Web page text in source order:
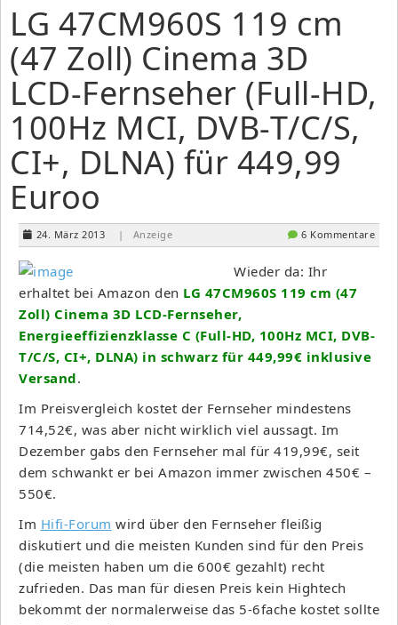
LG 47CM960S 119 cm
(47 Zoll) Cinema 3D
LCD-Fernseher (Full-HD,
100Hz MCI, DVB-T/C/S,
CI+, DLNA) für 449,99
Euroo
24. März 2013 | Anzeige 6 Kommentare
Wieder da: Ihr
erhaltet bei Amazon den LG 47CM960S 119 cm (47
Zoll) Cinema 3D LCD-Fernseher,
Energieeffizienzklasse C (Full-HD, 100Hz MCI, DVB-
T/C/S, CI+, DLNA) in schwarz für 449,99€ inklusive
Versand.
Im Preisvergleich kostet der Fernseher mindestens
714,52€, was aber nicht wirklich viel aussagt. Im
Dezember gabs den Fernseher mal für 419,99€, seit
dem schwankt er bei Amazon immer zwischen 450€ –
550€.
Im Hifi-Forum wird über den Fernseher fleißig
diskutiert und die meisten Kunden sind für den Preis
(die meisten haben um die 600€ gezahlt) recht
zufrieden. Das man für diesen Preis kein Hightech
bekommt der normalerweise das 5-6fache kostet sollte